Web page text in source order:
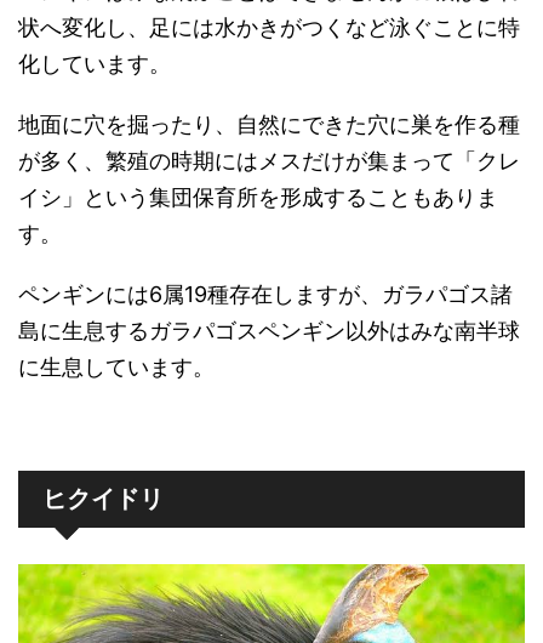
状へ変化し、足には水かきがつくなど泳ぐことに特
化しています。
地面に穴を掘ったり、自然にできた穴に巣を作る種
が多く、繁殖の時期にはメスだけが集まって「クレ
イシ」という集団保育所を形成することもありま
す。
ペンギンには6属19種存在しますが、ガラパゴス諸
島に生息するガラパゴスペンギン以外はみな南半球
に生息しています。
ヒクイドリ